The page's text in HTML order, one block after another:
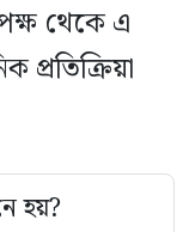
থেকে এ
হয়?